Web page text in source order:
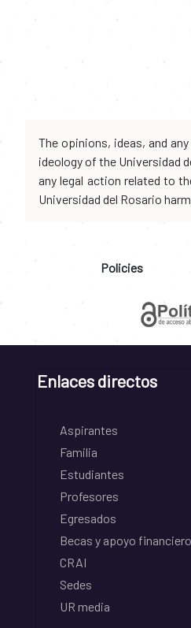
The opinions, ideas, and
ideology of the Universidad
any legal action related to
Universidad del Rosario
Policies
Enlaces directos
Aspirantes
Familia
Estudiantes
Profesores
Egresados
Becas y apoyo financiero
CRAI
Sedes
UR media